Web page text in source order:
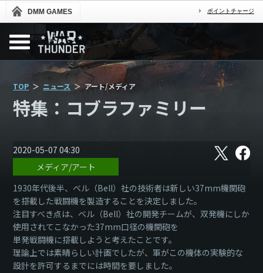
DMM GAMES ポイントチャージ
TOP ニュース アート/メディア
特集：コブラファミリー
2020-05-07 04:30 X フ
ェ
ブ
ッ
メディア/アート
1930年代後半、ベル（Bell）社の技術者は新しい37mm機関砲
を搭載した戦闘機を製造することを決定しました。
注目すべき点は、ベル（Bell）社の開発チームが、双発機にしか
使用されてこなかった37mm口径の機関砲を
単発戦闘機に搭載しようと考えたことです。
理論上では素晴らしい計画でしたが、軍がこの機体の実験的な
設計を許可するまでには時間を要しました。